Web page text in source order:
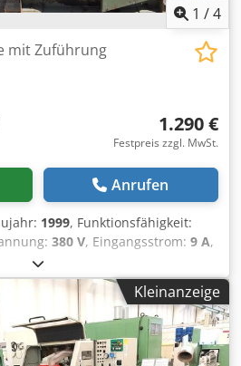
1 /4
mit Zuführung
1.290 €
Festpreis zzgl. MwSt.
Anrufen
1999, Funktionsfähigkeit:
380 V, Eingangsstrom: 9 A,
, Art des Eingangsstroms:
300 mm,
, Doppelgehrungssäge mit
Iusx Adksha
Kleinanzeige